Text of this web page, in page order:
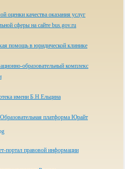
оценки качества оказания услуг
сферы на сайте bus.gov.ru
помощь в юридической клинике
образовательный комплекс
имени Б.Н.Ельцина
Образовательная платформа Юрайт
портал правовой информации